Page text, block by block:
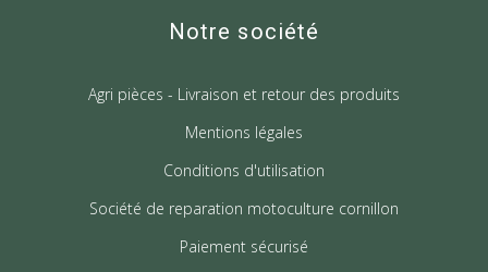
Notre société
Agri pièces - Livraison et retour des produits
Mentions légales
Conditions d'utilisation
Société de reparation motoculture cornillon
Paiement sécurisé